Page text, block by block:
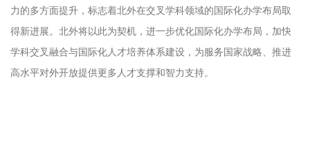
力的多方面提升，标志着北外在交叉学科领域的国际化办学布局取
得新进展。北外将以此为契机，进一步优化国际化办学布局，加快
学科交叉融合与国际化人才培养体系建设，为服务国家战略、推进
高水平对外开放提供更多人才支撑和智力支持。